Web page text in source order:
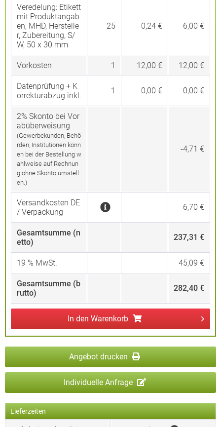
Veredelung: Etikett
mit Produktangab
en, MHD, Herstelle
r, Zubereitung, S/
W, 50 x 30 mm
25 0,24 € 6,00 €
Vorkosten 1 12,00 € 12,00 €
Datenprüfung + K
orrekturabzug inkl.
1 0,00 € 0,00 €
2% Skonto bei Vor
abüberweisung
(Gewerbekunden, Behö
rden, Institutionen könn
en bei der Bestellung w
ahlweise auf Rechnun
g ohne Skonto umstell
en.)
-4,71 €
Versandkosten DE
/ Verpackung
6,70 €
Gesamtsumme (n
etto)
237,31 €
19 % MwSt. 45,09 €
Gesamtsumme (b
rutto)
282,40 €
In den Warenkorb
Angebot drucken
Individuelle Anfrage
Lieferzeiten